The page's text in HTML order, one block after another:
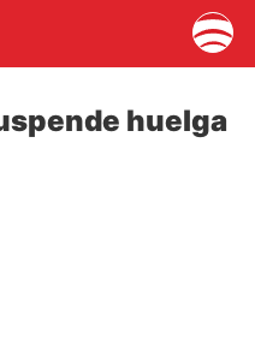
huelga